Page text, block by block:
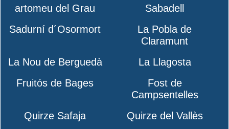
artomeu del Grau
Sabadell
Sadurní d´Osormort
La Pobla de
Claramunt
La Nou de Berguedà
La Llagosta
Fruitós de Bages
Fost de
Campsentelles
Quirze Safaja
Quirze del Vallès